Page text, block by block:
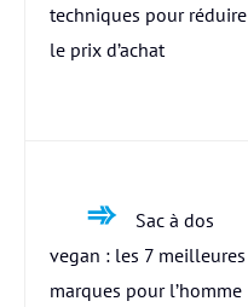
techniques pour réduire
le prix d’achat
Sac à dos
vegan : les 7 meilleures
marques pour l’homme